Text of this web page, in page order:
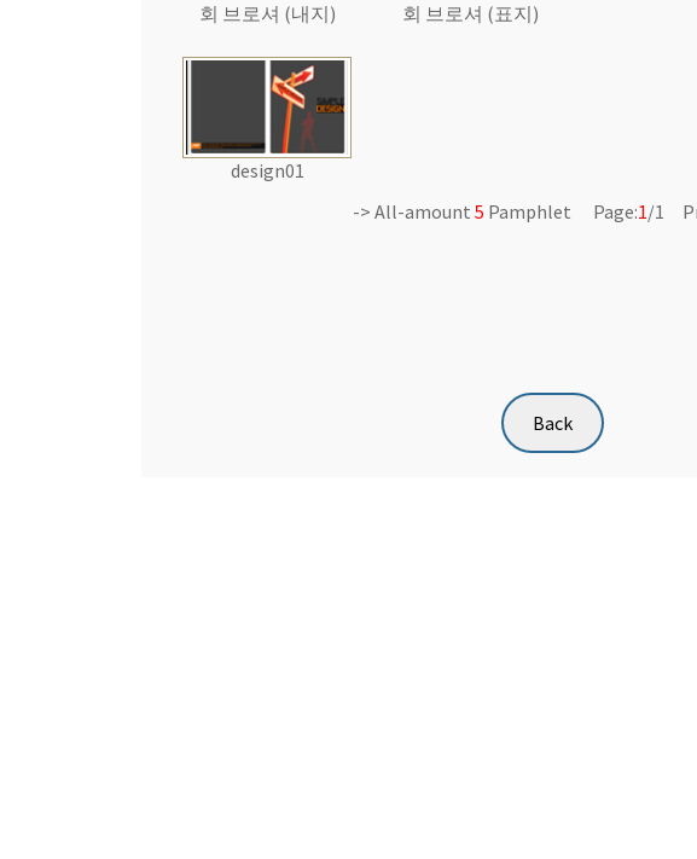
회 브로셔 (내지)
회 브로셔 (표지)
design01
-> All-amount 5 Pamphlet Page:1/1